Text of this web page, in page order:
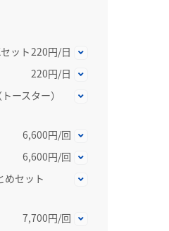
ット220円/日
220円/日
ースター）
6,600円/回
6,600円/回
めセット
7,700円/回